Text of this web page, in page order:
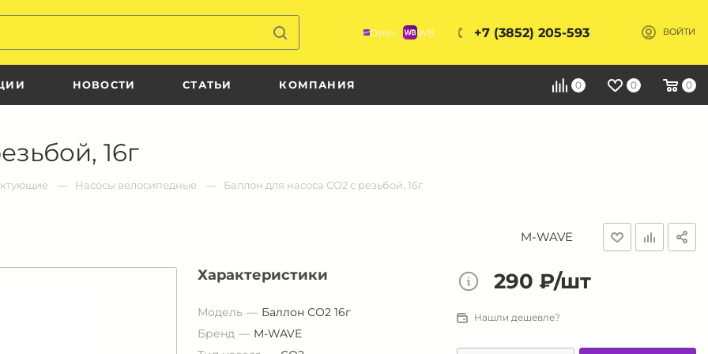
Ozon WB +7 (3852) 205-593 ВОЙТИ
НОВОСТИ СТАТЬИ КОМПАНИЯ 0 0 0
16г
Насосы велосипедные Баллон для насоса СО2 с резьбой, 16г
M-WAVE
Характеристики
Модель
Баллон СО2 16г
Бренд
M-WAVE
290 ₽/шт
Нашли дешевле?